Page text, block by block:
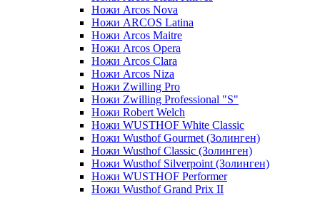
Ножи Arcos Nova
Ножи ARCOS Latina
Ножи Arcos Maitre
Ножи Arcos Opera
Ножи Arcos Clara
Ножи Arcos Niza
Ножи Zwilling Pro
Ножи Zwilling Professional "S"
Ножи Robert Welch
Ножи WUSTHOF White Classic
Ножи Wusthof Gourmet (Золинген)
Ножи Wusthof Classic (Золинген)
Ножи Wusthof Silverpoint (Золинген)
Ножи WUSTHOF Performer
Ножи Wusthof Grand Prix II